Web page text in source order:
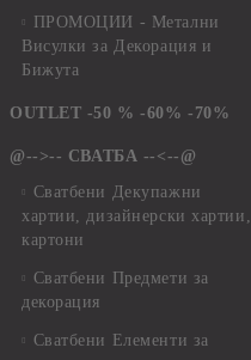
ПРОМОЦИИ - Метални
Висулки за Декорация и
Бижута
OUTLET -50 % -60% -70%
@-->-- СВАТБА --<--@
Сватбени Декупажни
хартии, дизайнерски хартии,
картони
Сватбени Предмети за
декорация
Сватбени Елементи за